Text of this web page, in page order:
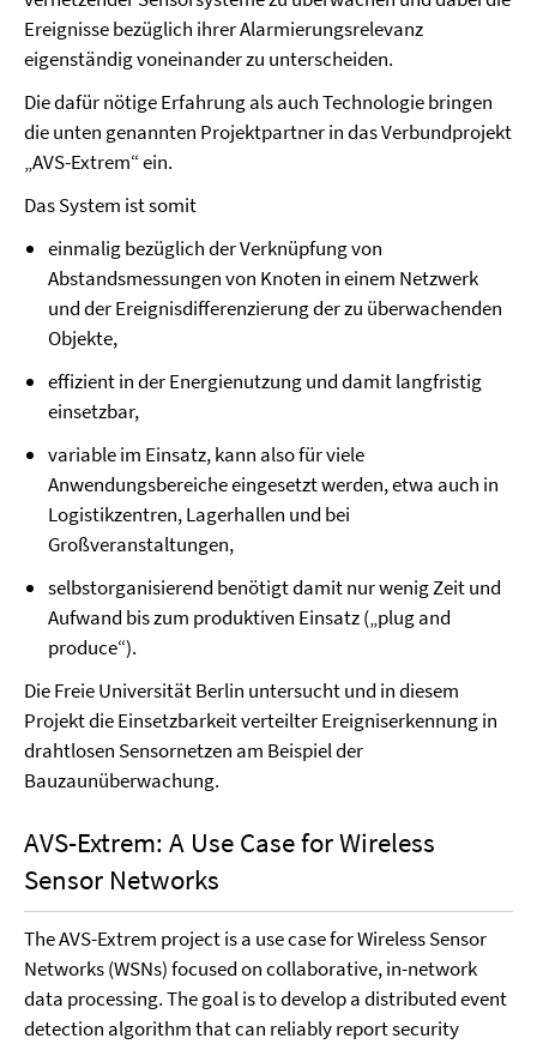
Ereignisse bezüglich ihrer Alarmierungsrelevanz
eigenständig voneinander zu unterscheiden.
Die dafür nötige Erfahrung als auch Technologie bringen
die unten genannten Projektpartner in das Verbundprojekt
„AVS-Extrem“ ein.
Das System ist somit
einmalig bezüglich der Verknüpfung von
Abstandsmessungen von Knoten in einem Netzwerk
und der Ereignisdifferenzierung der zu überwachenden
Objekte,
effizientin der Energienutzung und damit langfristig
einsetzbar,
variableim Einsatz, kann also für viele
Anwendungsbereiche eingesetzt werden, etwa auch in
Logistikzentren, Lagerhallen und bei
Großveranstaltungen,
selbstorganisierend benötigt damit nur wenig Zeit und
Aufwand bis zum produktiven Einsatz („plug and
produce“).
Die Freie Universität Berlin untersucht und in diesem
Projekt die Einsetzbarkeit verteilter Ereigniserkennung in
drahtlosen Sensornetzen am Beispiel der
Bauzaunüberwachung.
AVS-Extrem: A Use Case for Wireless
Sensor Networks
The AVS-Extrem project is a use case for Wireless Sensor
Networks (WSNs) focused on collaborative, in-network
data processing. The goal is to develop a distributed event
detection algorithm that can reliably report security